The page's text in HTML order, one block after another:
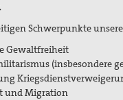
Schwerpunkte
Gewaltfreiheit
(insbesondere
und Migration